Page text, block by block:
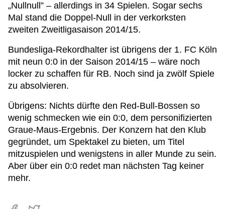
„Nullnull” – allerdings in 34 Spielen. Sogar sechs
Mal stand die Doppel-Null in der verkorksten
zweiten Zweitligasaison 2014/15.
Bundesliga-Rekordhalter ist übrigens der 1. FC Köln
mit neun 0:0 in der Saison 2014/15 – wäre noch
locker zu schaffen für RB. Noch sind ja zwölf Spiele
zu absolvieren.
Übrigens: Nichts dürfte den Red-Bull-Bossen so
wenig schmecken wie ein 0:0, dem personifizierten
Graue-Maus-Ergebnis. Der Konzern hat den Klub
gegründet, um Spektakel zu bieten, um Titel
mitzuspielen und wenigstens in aller Munde zu sein.
Aber über ein 0:0 redet man nächsten Tag keiner
mehr.